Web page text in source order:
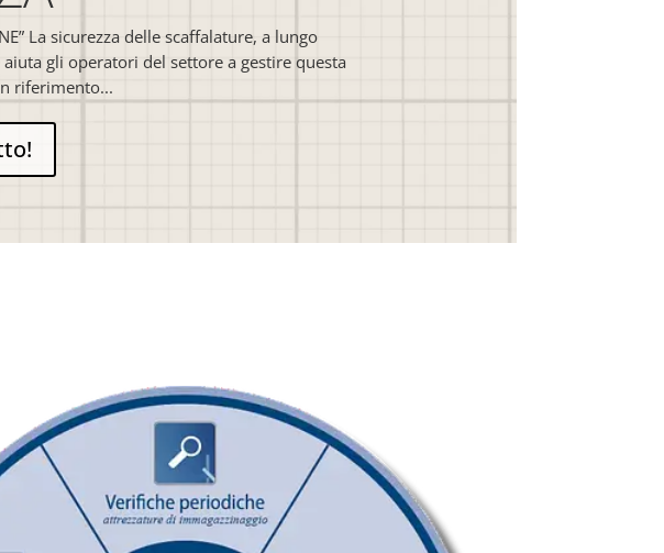
La sicurezza delle scaffalature, a lungo
gli operatori del settore a gestire questa
riferimento...